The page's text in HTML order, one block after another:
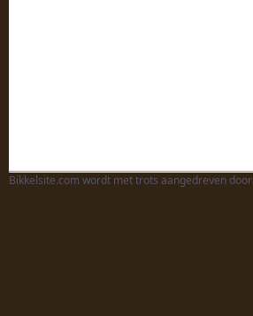
Bikkelsite.com wordt met trots aangedreven door